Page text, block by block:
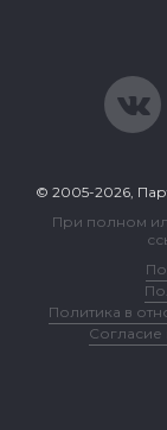
© 2005-2026,
При полном
Политика в
Согласие